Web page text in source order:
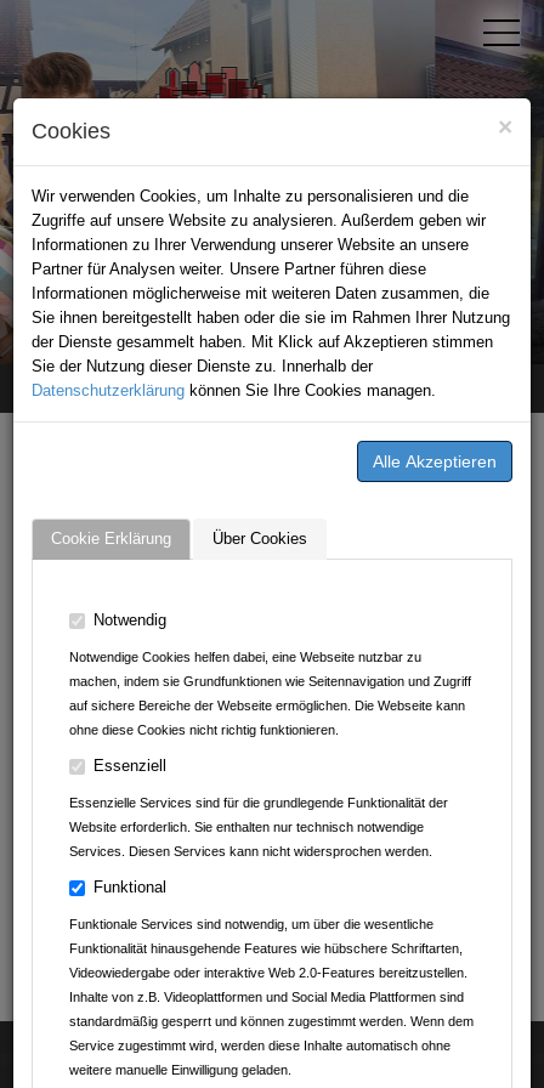
×
Cookies
Wir verwenden Cookies, um Inhalte zu personalisieren und die
Zugriffe auf unsere Website zu analysieren. Außerdem geben wir
Informationen zu Ihrer Verwendung unserer Website an unsere
Partner für Analysen weiter. Unsere Partner führen diese
Informationen möglicherweise mit weiteren Daten zusammen, die
Sie ihnen bereitgestellt haben oder die sie im Rahmen Ihrer Nutzung
der Dienste gesammelt haben. Mit Klick auf Akzeptieren stimmen
Sie der Nutzung dieser Dienste zu. Innerhalb der
Datenschutzerklärung können Sie Ihre Cookies managen.
Cookie Erklärung Über Cookies
Notwendig
Notwendige Cookies helfen dabei, eine Webseite nutzbar zu
machen, indem sie Grundfunktionen wie Seitennavigation und Zugriff
auf sichere Bereiche der Webseite ermöglichen. Die Webseite kann
ohne diese Cookies nicht richtig funktionieren.
Essenziell
Essenzielle Services sind für die grundlegende Funktionalität der
Website erforderlich. Sie enthalten nur technisch notwendige
Services. Diesen Services kann nicht widersprochen werden.
Funktional
Funktionale Services sind notwendig, um über die wesentliche
Funktionalität hinausgehende Features wie hübschere Schriftarten,
Videowiedergabe oder interaktive Web 2.0-Features bereitzustellen.
Inhalte von z.B. Videoplattformen und Social Media Plattformen sind
standardmäßig gesperrt und können zugestimmt werden. Wenn dem
Service zugestimmt wird, werden diese Inhalte automatisch ohne
weitere manuelle Einwilligung geladen.
STADTPORTAL SCHWAIGERN
Home Veranstaltungen Traditionelles Gänsemahl
11.11.2025
17:30 Uhr
26.12.2025
Herzogskelter Hotel & Restaurant
TRADITIONELLES
GÄNSEMAHL
2026 © bydorst.media UG (Haftungsbeschränkt)